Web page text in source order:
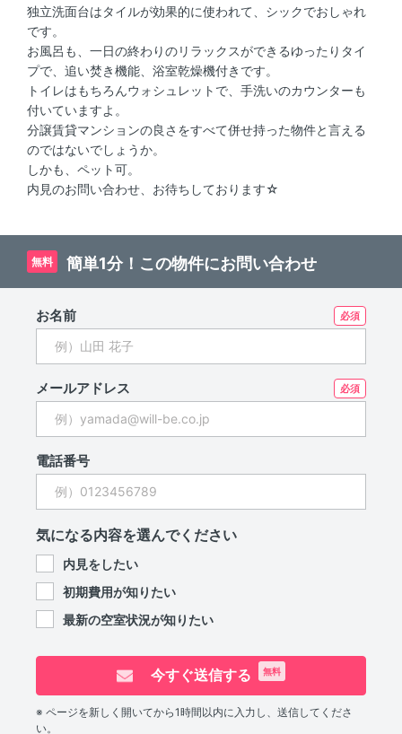
独立洗面台はタイルが効果的に使われて、シックでおしゃれ
です。
お風呂も、一日の終わりのリラックスができるゆったりタイ
プで、追い焚き機能、浴室乾燥機付きです。
トイレはもちろんウォシュレットで、手洗いのカウンターも
付いていますよ。
分譲賃貸マンションの良さをすべて併せ持った物件と言える
のではないでしょうか。
しかも、ペット可。
内見のお問い合わせ、お待ちしております☆
無料 簡単1分！この物件にお問い合わせ
お名前
メールアドレス
電話番号
気になる内容を選んでください
内見をしたい
初期費用が知りたい
最新の空室状況が知りたい
今すぐ送信する 無料
※ ページを新しく開いてから1時間以内に入力し、送信してくださ
い。